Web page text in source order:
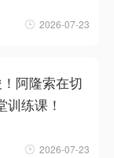
2026-07-23
阿隆索在切
训练课！
2026-07-23